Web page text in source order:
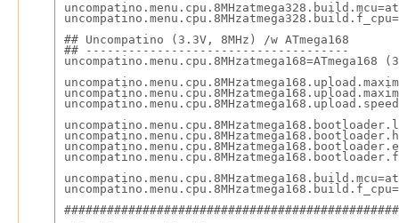
## Uncompatino (3.3V, 8MHz) /w ATmega168
## -------------------------------------
uncompatino.menu.cpu.8MHzatmega168=ATmega168